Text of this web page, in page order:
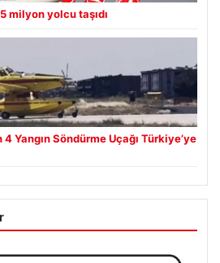
milyon yolcu taşıdı
4 Yangın Söndürme Uçağı Türkiye’ye